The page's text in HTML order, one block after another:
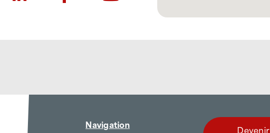
Navigation Devenir